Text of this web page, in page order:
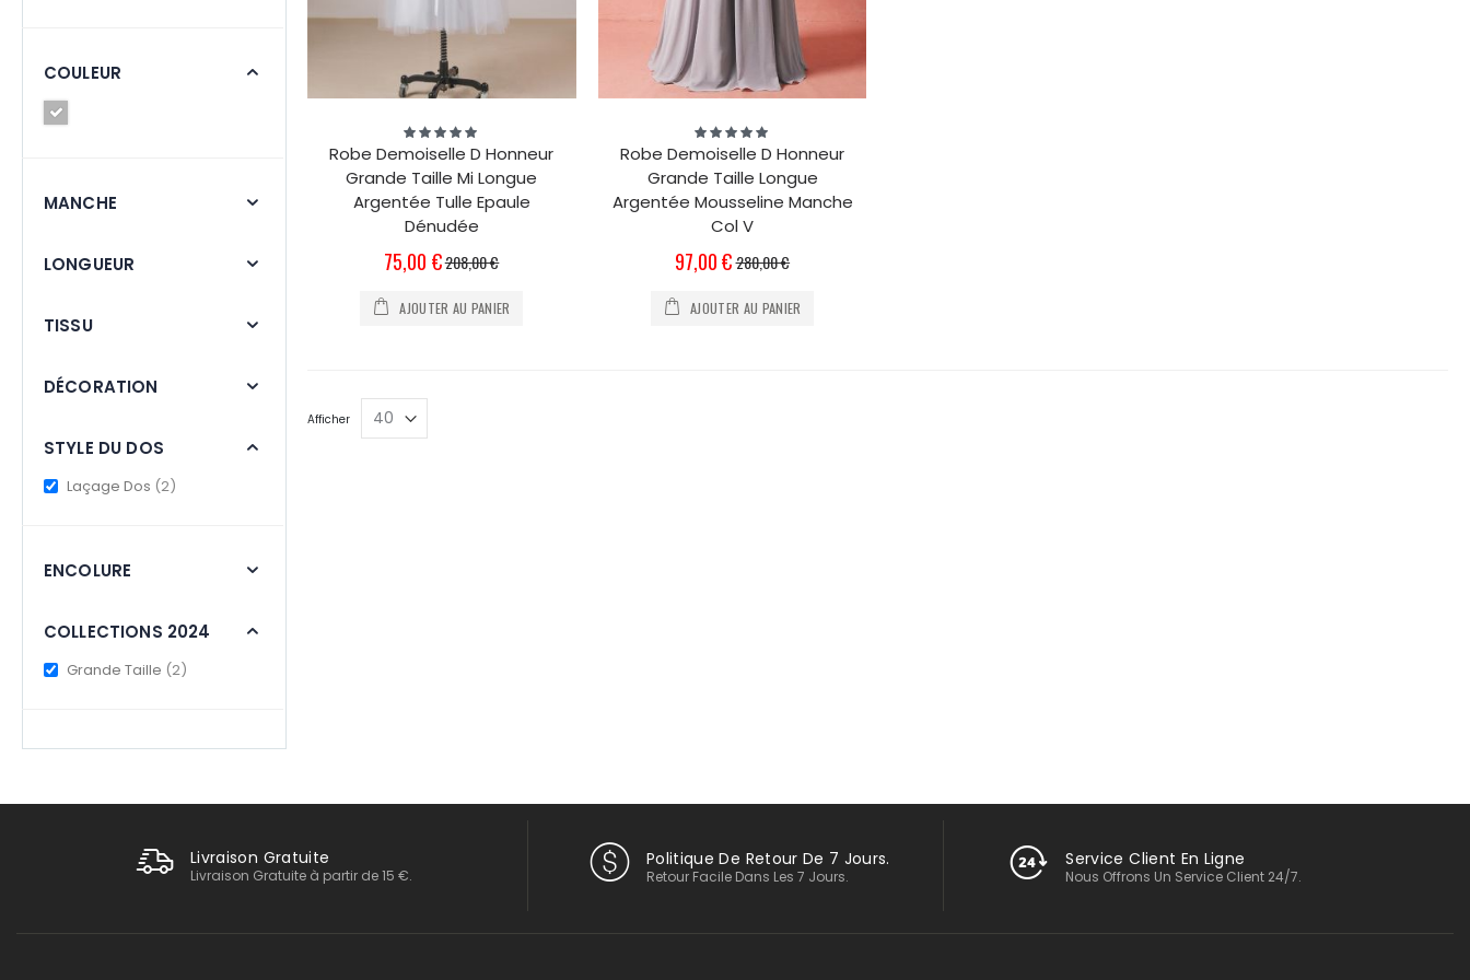
Évaluation:
100%
Robe Demoiselle D Honneur
Grande Taille Mi Longue
Argentée Tulle Epaule
Dénudée
Prix
Spécial
75,00 €208,00 €
AJOUTER AU PANIER
Évaluation:
100%
Robe Demoiselle D Honneur
Grande Taille Longue
Argentée Mousseline Manche
Col V
Prix
Spécial
97,00 €280,00 €
AJOUTER AU PANIER
Afficher
COULEUR
MANCHE
LONGUEUR
TISSU
DÉCORATION
STYLE DU DOS
Laçage Dos 2items
ENCOLURE
COLLECTIONS 2024
Grande Taille 2items
Livraison Gratuite
Livraison Gratuite à partir de 15 €.
Politique De Retour De 7 Jours.
Retour Facile Dans Les 7 Jours.
Service Client En Ligne
Nous Offrons Un Service Client 24/7.